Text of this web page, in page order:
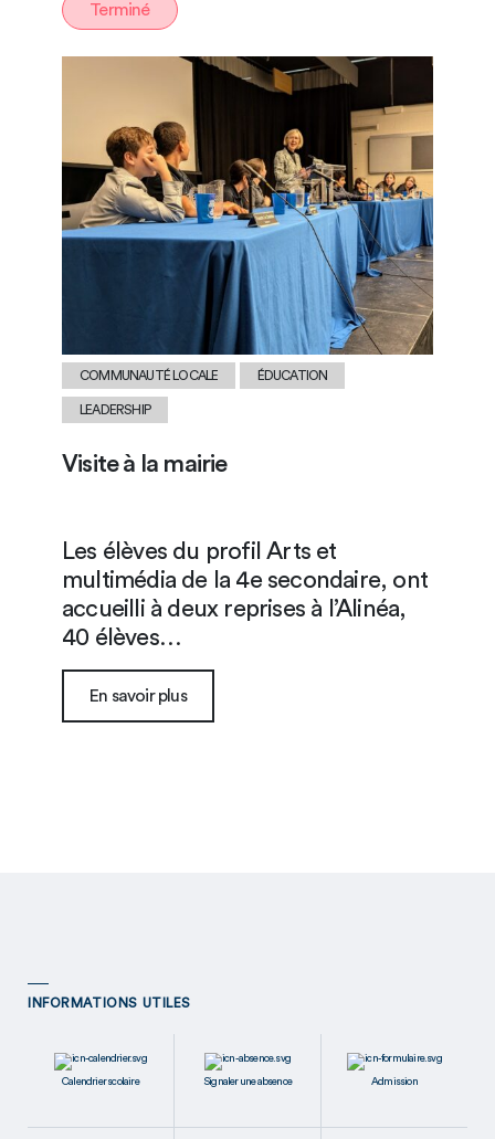
Terminé
COMMUNAUTÉ LOCALE ÉDUCATION
LEADERSHIP
Visite à la mairie
Les élèves du profil Arts et
multimédia de la 4e secondaire, ont
accueilli à deux reprises à l’Alinéa,
40 élèves…
En savoir plus
INFORMATIONS UTILES
Calendrier scolaire Signaler une absence Admission